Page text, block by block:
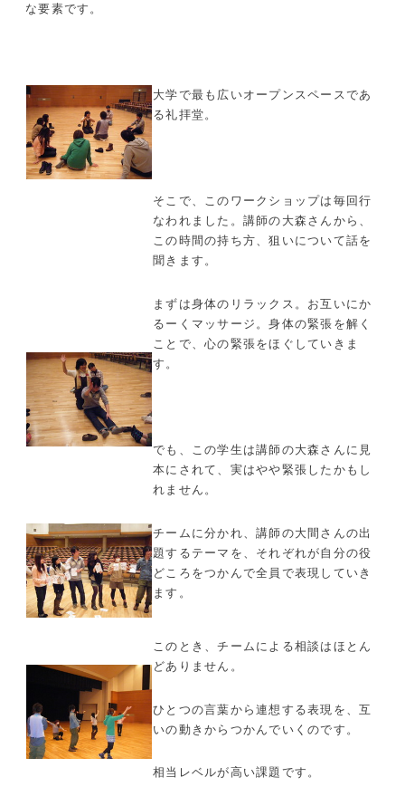
な要素です。
大学で最も広いオープンスペースであ
る礼拝堂。
そこで、このワークショップは毎回行
なわれました。講師の大森さんから、
この時間の持ち方、狙いについて話を
聞きます。
まずは身体のリラックス。お互いにか
るーくマッサージ。身体の緊張を解く
ことで、心の緊張をほぐしていきま
す。
でも、この学生は講師の大森さんに見
本にされて、実はやや緊張したかもし
れません。
チームに分かれ、講師の大間さんの出
題するテーマを、それぞれが自分の役
どころをつかんで全員で表現していき
ます。
このとき、チームによる相談はほとん
どありません。
ひとつの言葉から連想する表現を、互
いの動きからつかんでいくのです。
相当レベルが高い課題です。